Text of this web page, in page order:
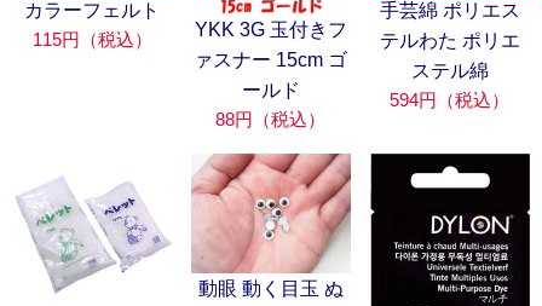
カラーフェルト
115円（税込）
YKK 3G 玉付きフ
ァスナー 15cm ゴ
ールド
88円（税込）
手芸綿 ポリエス
テルわた ポリエ
ステル綿
594円（税込）
動眼 動く目玉 ぬ